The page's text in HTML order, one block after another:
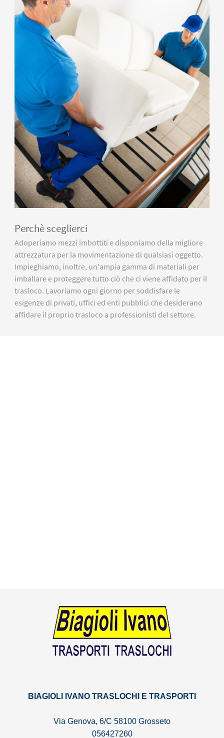
Perchè sceglierci
Adoperiamo mezzi imbottiti e disponiamo della migliore
attrezzatura per la movimentazione di qualsiasi oggetto.
Impieghiamo, inoltre, un'ampia gamma di materiali per
imballare e proteggere tutto ciò che ci viene affidato per il
trasloco. Lavoriamo ogni giorno per soddisfare le
esigenze di privati, uffici ed enti pubblici che desiderano
affidare il proprio trasloco a professionisti del settore.
BIAGIOLI IVANO TRASLOCHI E TRASPORTI
Via Genova, 6/C 58100 Grosseto
056427260